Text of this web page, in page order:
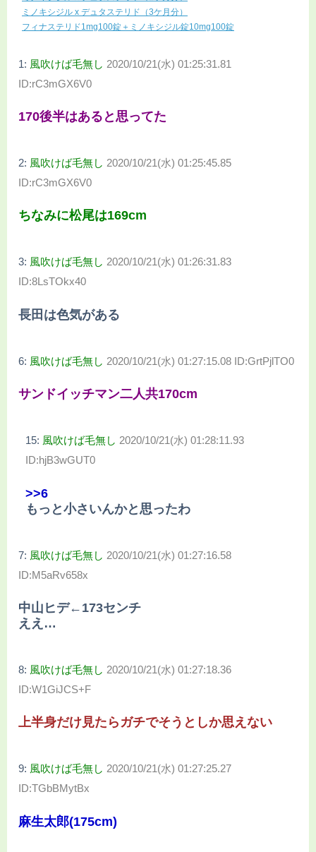
ミノキシジル x デュタステリド（3ケ月分）
フィナステリド1mg100錠＋ミノキシジル錠10mg100錠
1: 風吹けば毛無し 2020/10/21(水) 01:25:31.81
ID:rC3mGX6V0
170後半はあると思ってた
2: 風吹けば毛無し 2020/10/21(水) 01:25:45.85
ID:rC3mGX6V0
ちなみに松尾は169cm
3: 風吹けば毛無し 2020/10/21(水) 01:26:31.83
ID:8LsTOkx40
長田は色気がある
6: 風吹けば毛無し 2020/10/21(水) 01:27:15.08 ID:GrtPjlTO0
サンドイッチマン二人共170cm
15: 風吹けば毛無し 2020/10/21(水) 01:28:11.93
ID:hjB3wGUT0
>>6
もっと小さいんかと思ったわ
7: 風吹けば毛無し 2020/10/21(水) 01:27:16.58
ID:M5aRv658x
中山ヒデ←173センチ
ええ…
8: 風吹けば毛無し 2020/10/21(水) 01:27:18.36
ID:W1GiJCS+F
上半身だけ見たらガチでそうとしか思えない
9: 風吹けば毛無し 2020/10/21(水) 01:27:25.27
ID:TGbBMytBx
麻生太郎(175cm)